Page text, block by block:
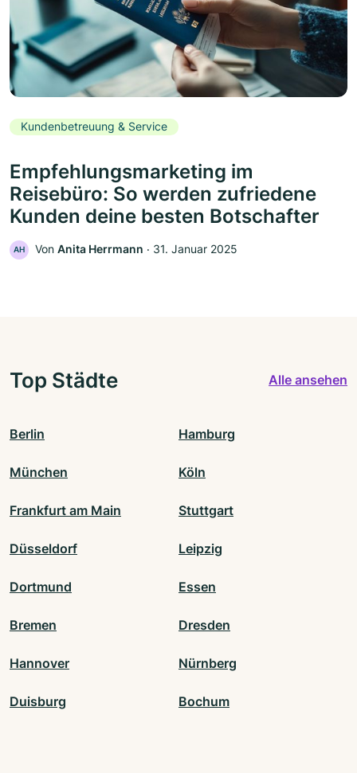
Kundenbetreuung & Service
Empfehlungsmarketing im
Reisebüro: So werden zufriedene
Kunden deine besten Botschafter
AH Von Anita Herrmann ‧ 31. Januar 2025
Top Städte Alle ansehen
Berlin Hamburg
München Köln
Frankfurt am Main Stuttgart
Düsseldorf Leipzig
Dortmund Essen
Bremen Dresden
Hannover Nürnberg
Duisburg Bochum